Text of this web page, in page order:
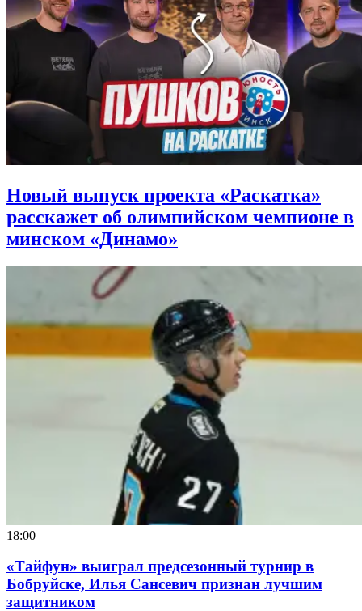
Новый выпуск проекта «Раскатка»
расскажет об олимпийском чемпионе в
минском «Динамо»
18:00
«Тайфун» выиграл предсезонный турнир в
Бобруйске, Илья Сансевич признан лучшим
защитником